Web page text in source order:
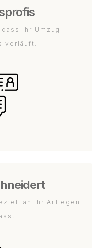
Ihr Umzug
verläuft.
an Ihr Anliegen